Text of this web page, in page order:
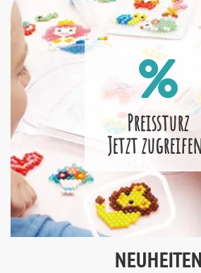
Preissturz
Jetzt
NEUHEITEN